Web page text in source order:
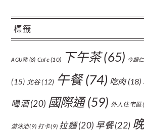
標籤
AGU豬(8) Cafe(10) 下午茶(65) 今歸仁
(15) 北谷(12) 午餐(74) 吃肉(18)
喝酒(20) 國際通(59) 外人住宅區
游泳池(9) 打卡(9) 拉麵(20) 早餐(22)